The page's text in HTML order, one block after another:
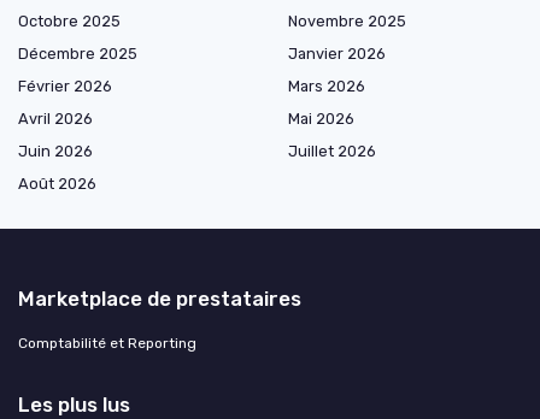
Octobre 2025
Novembre 2025
Décembre 2025
Janvier 2026
Février 2026
Mars 2026
Avril 2026
Mai 2026
Juin 2026
Juillet 2026
Août 2026
Marketplace de prestataires
Comptabilité et Reporting
Les plus lus